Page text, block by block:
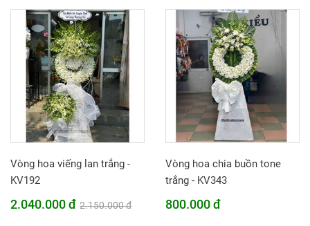
Vòng hoa viếng lan trắng -
KV192
2.040.000 đ 2.150.000 đ
Vòng hoa chia buồn tone
trắng - KV343
800.000 đ